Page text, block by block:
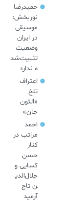
حمیدرضا
نوربخش:
موسیقی
در ایران
وضعیت
تثبیت‌شد
ه ندارد
اعتراف
تلخ
«التون
جان»
احمد
مراتب در
کنار
حسن
کسایی و
جلال‌الدی
ن تاج
آرمید